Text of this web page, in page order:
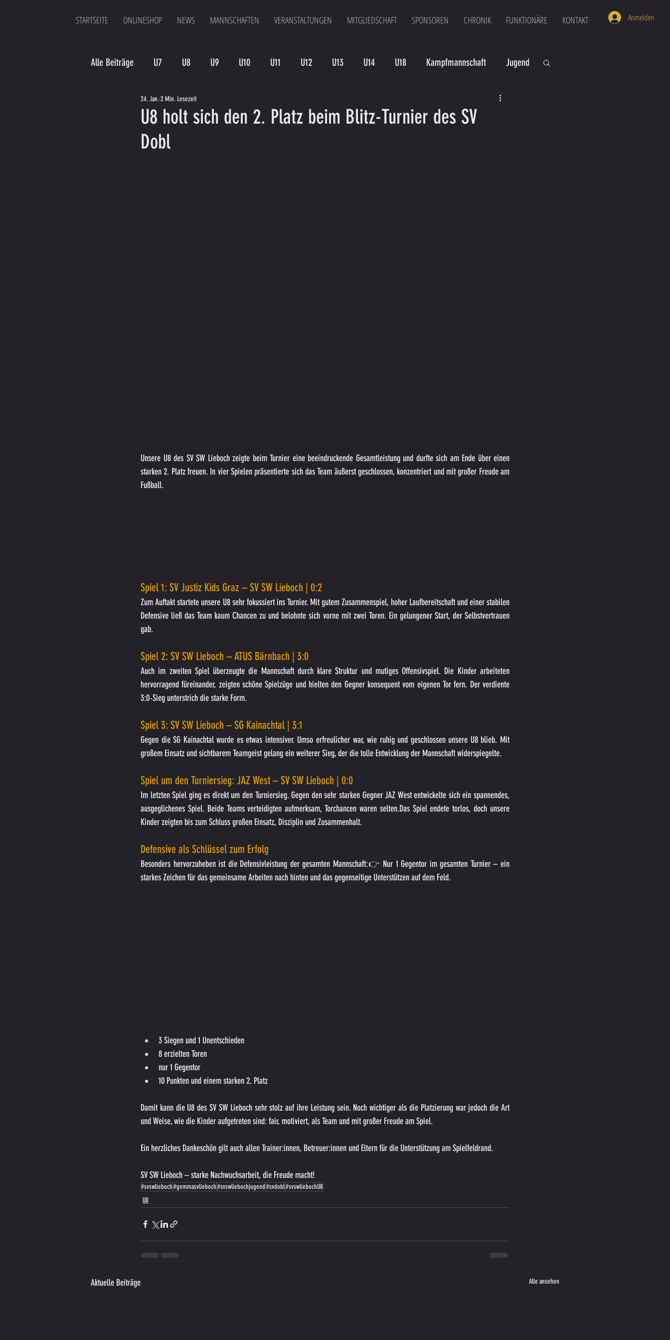
STARTSEITE ONLINESHOP NEWS MANNSCHAFTEN VERANSTALTUNGEN MITGLIEDSCHAFT SPONSOREN CHRONIK FUNKTIONÄRE KONTAKT Anmelden
Alle Beiträge U7 U8 U9 U10 U11 U12 U13 U14 U18 Kampfmannschaft Jugend
Spielergebnis Veranstaltungen
U8 holt sich den 2. Platz beim Blitz-Turnier des SV
Dobl
24. Jan.2 Min. Lesezeit
Unsere U8 des SV SW Lieboch zeigte beim Turnier eine beeindruckende Gesamtleistung und durfte sich am Ende über einen
starken 2. Platz freuen. In vier Spielen präsentierte sich das Team äußerst geschlossen, konzentriert und mit großer Freude am
Fußball.
Spiel 1: SV Justiz Kids Graz – SV SW Lieboch | 0:2
Zum Auftakt startete unsere U8 sehr fokussiert ins Turnier. Mit gutem Zusammenspiel, hoher Laufbereitschaft und einer stabilen
Defensive ließ das Team kaum Chancen zu und belohnte sich vorne mit zwei Toren. Ein gelungener Start, der Selbstvertrauen
gab.
Spiel 2: SV SW Lieboch – ATUS Bärnbach | 3:0
Auch im zweiten Spiel überzeugte die Mannschaft durch klare Struktur und mutiges Offensivspiel. Die Kinder arbeiteten
hervorragend füreinander, zeigten schöne Spielzüge und hielten den Gegner konsequent vom eigenen Tor fern. Der verdiente
3:0‑Sieg unterstrich die starke Form.
Spiel 3: SV SW Lieboch – SG Kainachtal | 3:1
Gegen die SG Kainachtal wurde es etwas intensiver. Umso erfreulicher war, wie ruhig und geschlossen unsere U8 blieb. Mit
großem Einsatz und sichtbarem Teamgeist gelang ein weiterer Sieg, der die tolle Entwicklung der Mannschaft widerspiegelte.
Spiel um den Turniersieg: JAZ West – SV SW Lieboch | 0:0
Im letzten Spiel ging es direkt um den Turniersieg. Gegen den sehr starken Gegner JAZ West entwickelte sich ein spannendes,
ausgeglichenes Spiel. Beide Teams verteidigten aufmerksam, Torchancen waren selten.Das Spiel endete torlos, doch unsere
Kinder zeigten bis zum Schluss großen Einsatz, Disziplin und Zusammenhalt.
Defensive als Schlüssel zum Erfolg
Besonders hervorzuheben ist die Defensivleistung der gesamten Mannschaft:👉 Nur 1 Gegentor im gesamten Turnier – ein
starkes Zeichen für das gemeinsame Arbeiten nach hinten und das gegenseitige Unterstützen auf dem Feld.
3 Siegen und 1 Unentschieden
8 erzielten Toren
nur 1 Gegentor
10 Punkten und einem starken 2. Platz
Damit kann die U8 des SV SW Lieboch sehr stolz auf ihre Leistung sein. Noch wichtiger als die Platzierung war jedoch die Art
und Weise, wie die Kinder aufgetreten sind: fair, motiviert, als Team und mit großer Freude am Spiel.
Ein herzliches Dankeschön gilt auch allen Trainer:innen, Betreuer:innen und Eltern für die Unterstützung am Spielfeldrand.
SV SW Lieboch – starke Nachwuchsarbeit, die Freude macht!
#svswlieboch#gemmasvlieboch#svswliebochjugend#svdobl#svswliebochU8
U8
Aktuelle Beiträge Alle ansehen